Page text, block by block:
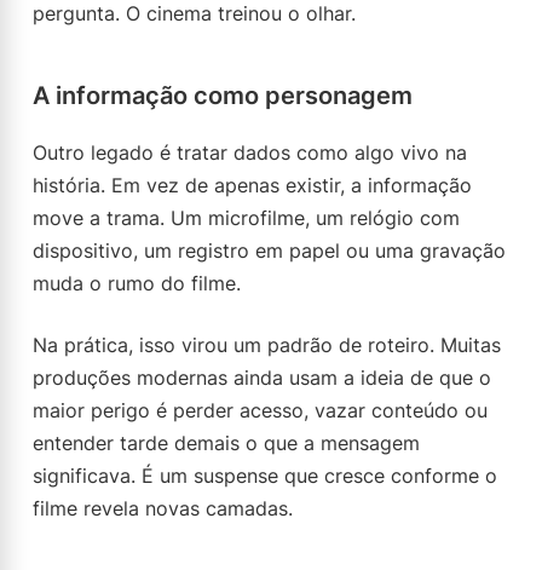
pergunta. O cinema treinou o olhar.
A informação como personagem
Outro legado é tratar dados como algo vivo na
história. Em vez de apenas existir, a informação
move a trama. Um microfilme, um relógio com
dispositivo, um registro em papel ou uma gravação
muda o rumo do filme.
Na prática, isso virou um padrão de roteiro. Muitas
produções modernas ainda usam a ideia de que o
maior perigo é perder acesso, vazar conteúdo ou
entender tarde demais o que a mensagem
significava. É um suspense que cresce conforme o
filme revela novas camadas.